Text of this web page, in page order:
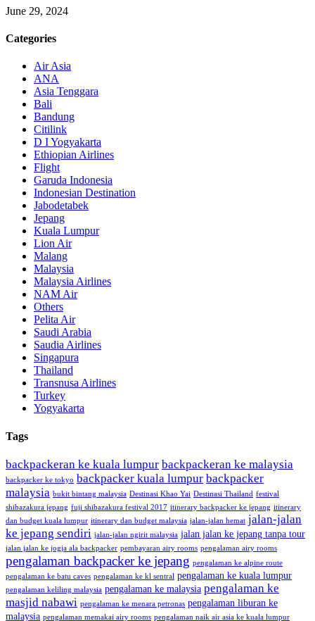
June 29, 2024
Categories
Air Asia
ANA
Asia Tenggara
Bali
Bandung
Citilink
D I Yogyakarta
Ethiopian Airlines
Flight
Garuda Indonesia
Indonesian Destination
Jabodetabek
Jepang
Kuala Lumpur
Lion Air
Malang
Malaysia
Malaysia Airlines
NAM Air
Others
Pelita Air
Saudi Arabia
Saudia Airlines
Singapura
Thailand
Transnusa Airlines
Turkey
Yogyakarta
Tags
backpackeran ke kuala lumpur backpackeran ke malaysia
backpacker ke tokyo backpacker kuala lumpur backpacker
malaysia bukit bintang malaysia Destinasi Khao Yai Destinasi Thailand festival
shibazakura jepang fuji shibazakura festival 2017 itinerary backpacker ke jepang itinerary
dan budget kuala lumpur itinerary dan budget malaysia jalan-jalan hemat jalan-jalan
ke jepang sendiri jalan-jalan ngirit malaysia jalan jalan ke jepang tanpa tour
jalan jalan ke jogja ala backpacker pembayaran airy rooms pengalaman airy rooms
pengalaman backpacker ke jepang pengalaman ke alpine route
pengalaman ke batu caves pengalaman ke kl sentral pengalaman ke kuala lumpur
pengalaman keliling malaysia pengalaman ke malaysia pengalaman ke
masjid nabawi pengalaman ke menara petronas pengalaman liburan ke
malaysia pengalaman memakai airy rooms pengalaman naik air asia ke kuala lumpur